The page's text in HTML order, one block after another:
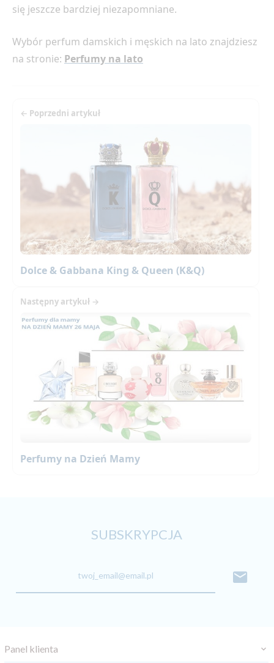
się jeszcze bardziej niezapomniane.
Wybór perfum damskich i męskich na lato znajdziesz
na stronie: Perfumy na lato
← Poprzedni artykuł
Dolce & Gabbana King & Queen (K&Q)
Następny artykuł →
Perfumy na Dzień Mamy
SUBSKRYPCJA
twoj_email@email.pl
Panel klienta